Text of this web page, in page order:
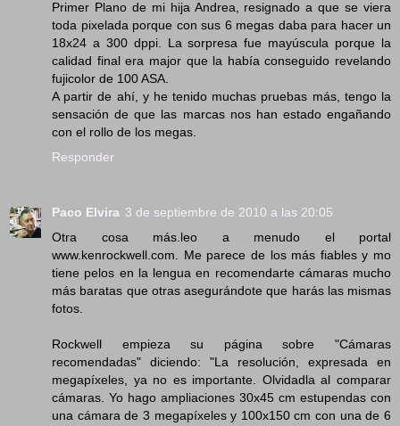
Primer Plano de mi hija Andrea, resignado a que se viera
toda pixelada porque con sus 6 megas daba para hacer un
18x24 a 300 dppi. La sorpresa fue mayúscula porque la
calidad final era major que la había conseguido revelando
fujicolor de 100 ASA.
A partir de ahí, y he tenido muchas pruebas más, tengo la
sensación de que las marcas nos han estado engañando
con el rollo de los megas.
Responder
Paco Elvira 3 de septiembre de 2010 a las 20:05
Otra cosa más.leo a menudo el portal
www.kenrockwell.com. Me parece de los más fiables y mo
tiene pelos en la lengua en recomendarte cámaras mucho
más baratas que otras asegurándote que harás las mismas
fotos.
Rockwell empieza su página sobre "Cámaras
recomendadas" diciendo: "La resolución, expresada en
megapíxeles, ya no es importante. Olvidadla al comparar
cámaras. Yo hago ampliaciones 30x45 cm estupendas con
una cámara de 3 megapíxeles y 100x150 cm con una de 6